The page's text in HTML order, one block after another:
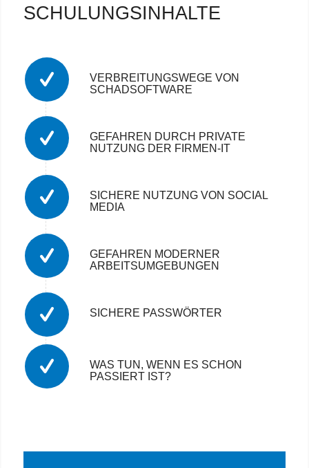
SCHULUNGSINHALTE
VERBREITUNGSWEGE VON
SCHADSOFTWARE
GEFAHREN DURCH PRIVATE
NUTZUNG DER FIRMEN‐IT
SICHERE NUTZUNG VON SOCIAL
MEDIA
GEFAHREN MODERNER
ARBEITSUMGEBUNGEN
SICHERE PASSWÖRTER
WAS TUN, WENN ES SCHON
PASSIERT IST?